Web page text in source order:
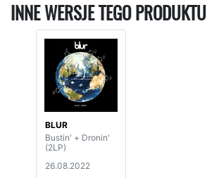
INNE WERSJE TEGO PRODUKTU
BLUR
Bustin' + Dronin'
(2LP)
26.08.2022